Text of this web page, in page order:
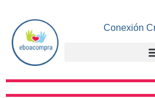
Conexión